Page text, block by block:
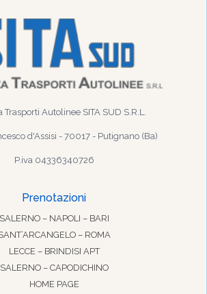
Trasporti Autolinee SITA SUD S.R.L.
d'Assisi - 70017 - Putignano (Ba)
P.iva 04336340726
Prenotazioni
SALERNO – NAPOLI – BARI
– ROMA
LECCE – BRINDISI APT
SALERNO – CAPODICHINO
HOME PAGE